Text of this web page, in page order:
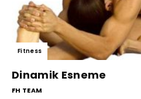
Fitness
Dinamik Esneme
FH TEAM